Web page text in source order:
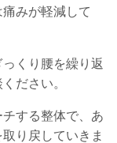
みが軽減して
くり腰を繰り返
ださい。
する整体で、あ
り戻していきま